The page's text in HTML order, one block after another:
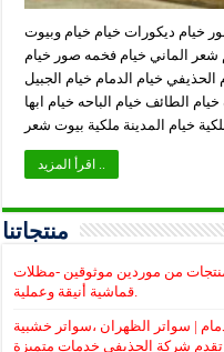
خيام ديكورات خيام خيام وبيوت
الماني خيام فخمه صور خيام
خيام الدمام خيام الجبيل
الطائف خيام الباحه خيام ابها
اقرأ المزيد ..
منتجاتنا
من موردين موثوقين -مظلات
| سواتر الظهران ،سواتر خشبية
تقدم شركة الحذيفي خدمات متميزة